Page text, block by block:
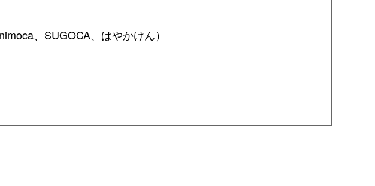
、SUGOCA、はやかけん）